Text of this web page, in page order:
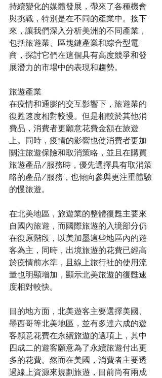
持續變化的媒體發展，帶來了各種機會
與挑戰，特別是在不同的產業中。接下
來，讓我們深入分析美洲的不同產業，
包括旅遊業、區塊鏈產業和綜合型電
商，探討它們在這個具有高度競爭和發
展潛力的市場中的表現和趨勢。
旅遊產業
在疫情和通膨的交互影響下，旅遊業的
復甦速度相對較慢。但是相較於其他消
費品，消費者更願意花費金額在旅遊
上。同時，疫情的影響也使消費者更加
關注旅遊保險和取消策略，並且在購買
旅遊產品/服務時，優先選擇具有取消策
略的產品/服務，也傾向參與更注重體驗
的慢旅遊。
在北美地區，旅遊業的整體復甦主要來
自國內旅遊，而國際旅遊的入境部分仍
在復原階段，以美加墨這些地區內的遊
客為主，同時，出境旅遊的花費已經高
於疫情前水準，且線上旅行社的使用流
量也明顯增加，顯示北美旅遊的復甦速
度相對較快。
目的地方面，北美遊客主要選擇美國、
墨西哥等北美地區，並有多達六成的遊
客願意花費在永續旅遊的選項上，其中
四成二的遊客願意為了永續旅遊付出更
多的花費。然而在美國，消費者主要透
過線上資源來規劃旅遊，目前尚有兩成